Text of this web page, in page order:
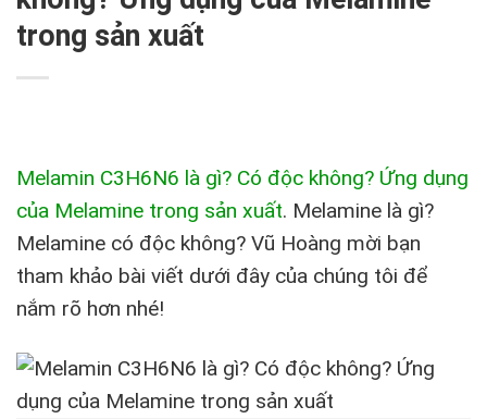
trong sản xuất
Melamin C3H6N6 là gì? Có độc không? Ứng dụng
của Melamine trong sản xuất. Melamine là gì?
Melamine có độc không? Vũ Hoàng mời bạn
tham khảo bài viết dưới đây của chúng tôi để
nắm rõ hơn nhé!